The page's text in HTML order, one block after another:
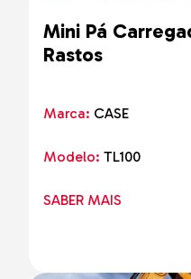
Mini Pá
Rastos
Marca: CASE
Modelo: TL100
SABER MAIS